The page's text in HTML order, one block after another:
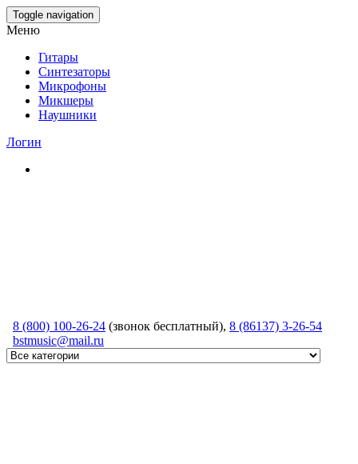
Skip
to
content
Toggle navigation
Меню
Гитары
Синтезаторы
Микрофоны
Микшеры
Наушники
Логин
8 (800) 100-26-24 (звонок бесплатный), 8 (86137) 3-26-54
bstmusic@mail.ru